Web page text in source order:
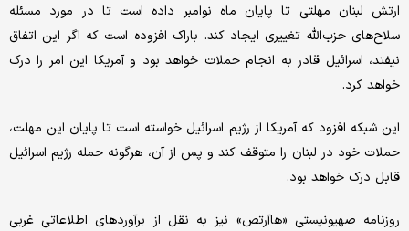
ارتش لبنان مهلتی تا پایان ماه نوامبر داده است تا در مورد مسئله
سلاح‌های حزب‌الله تغییری ایجاد کند. باراک افزوده است که اگر این اتفاق
نیفتد، اسرائیل قادر به انجام حملات خواهد بود و آمریکا این امر را درک
خواهد کرد.
این شبکه افزود که آمریکا از رژیم اسرائیل خواسته است تا پایان این مهلت،
حملات خود در لبنان را متوقف کند و پس از آن، هرگونه حمله رژیم اسرائیل
قابل درک خواهد بود.
روزنامه صهیونیستی «هاآرتص» نیز به نقل از برآوردهای اطلاعاتی غربی